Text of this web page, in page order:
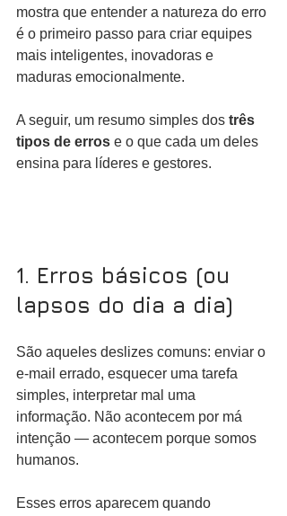
mostra que entender a natureza do erro
é o primeiro passo para criar equipes
mais inteligentes, inovadoras e
maduras emocionalmente.
A seguir, um resumo simples dos três
tipos de erros e o que cada um deles
ensina para líderes e gestores.
1. Erros básicos (ou
lapsos do dia a dia)
São aqueles deslizes comuns: enviar o
e-mail errado, esquecer uma tarefa
simples, interpretar mal uma
informação. Não acontecem por má
intenção — acontecem porque somos
humanos.
Esses erros aparecem quando